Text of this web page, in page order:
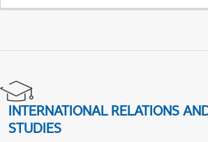
INTERNATIONAL RELATIONS
STUDIES